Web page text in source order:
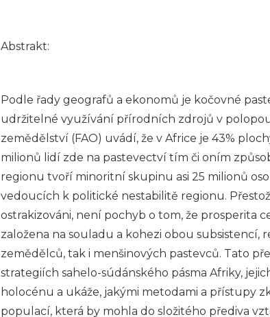
Abstrakt:
Podle řady geografů a ekonomů je kočovné
udržitelné využívání přírodních zdrojů v
zemědělství (FAO) uvádí, že v Africe je 43%
milionů lidí zde na pastevectví tím či oním
regionu tvoří minoritní skupinu asi 25 milionů
vedoucích k politické nestabilitě regionu.
ostrakizováni, není pochyb o tom, že prosperita
založena na souladu a kohezi obou subsistencí,
zemědělců, tak i menšinových pastevců. Tato
strategiích sahelo-súdánského pásma Afriky,
holocénu a ukáže, jakými metodami a
populací, která by mohla do složitého přediva